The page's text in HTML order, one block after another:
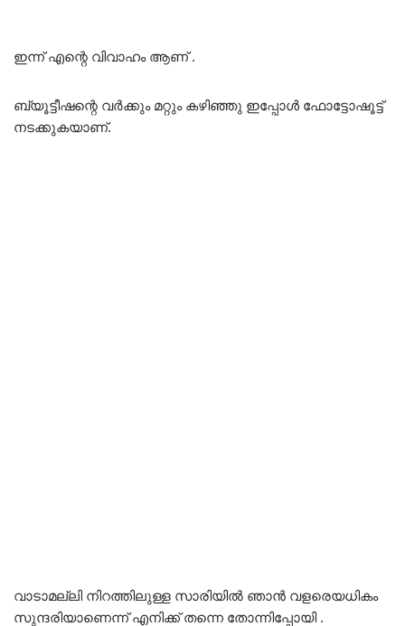
ഇന്ന് എന്റെ വിവാഹം ആണ് .
ബ്യൂട്ടീഷന്റെ വർക്കും മറ്റും കഴിഞ്ഞു ഇപ്പോൾ ഫോട്ടോഷൂട്ട്
നടക്കുകയാണ്.
വാടാമല്ലി നിറത്തിലുള്ള സാരിയിൽ ഞാൻ വളരെയധികം
സുന്ദരിയാണെന്ന് എനിക്ക് തന്നെ തോന്നിപ്പോയി .